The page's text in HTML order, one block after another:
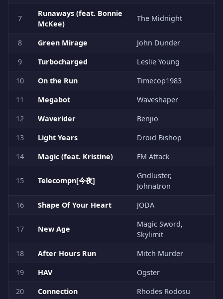
7
Runaways (feat. Bonnie
McKee)
The Midnight
8 Green Mirage
John Dunder
9
Turbocharged
Leslie Young
10
On the Run
Timecop1983
11
Megabot
Waveshaper
12
Waverider
Benjio
13
Light Years
Droid Bishop
14
Magic (feat. Kristine) FM Attack
15 Telecompn[今夜]
Gridluster,
Johnatron
16
Shape Of Your Heart JODA
17 New Age
Magic Sword,
Skylimit
18
After Hours Run
Mitch Murder
19
HAV
Ogster
20
Connection Rhodes Rodosu